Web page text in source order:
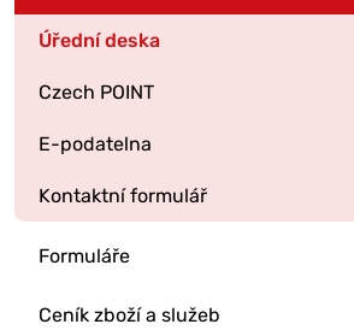
Úřední deska
Czech POINT
E-podatelna
Kontaktní formulář
Formuláře
Ceník zboží a služeb